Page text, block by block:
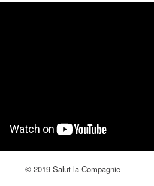
© 2019 Salut la Compagnie